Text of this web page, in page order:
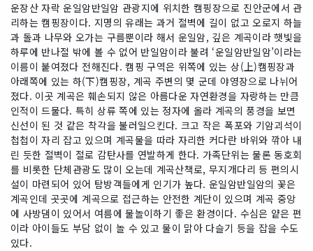
운장산 자락 운일암반일암 관광지에 위치한 캠핑장으로 진안군에서 관
리하는 캠핑장이다. 지명의 유래는 과거 절벽에 길이 없고 오로지 하늘
과 돌과 나무와 오가는 구름뿐이라 해서 운일암, 깊은 계곡이라 햇빛을
하루에 반나절 밖에 볼 수 없어 반일암이라 불려 ‘운일암반일암’이라는
이름이 붙여졌다 전해진다. 캠핑 구역은 위쪽에 있는 상(上)캠핑장과
아래쪽에 있는 하(下)캠핑장, 계곡 주변의 몇 군데 야영장으로 나뉘어
졌다. 이곳 계곡은 훼손되지 않은 아름다운 자연환경을 자랑하는 만큼
인적이 드물다. 특히 상류 쪽에 있는 정자에 올라 계곡의 풍경을 보면
신선이 된 것 같은 착각을 불러일으킨다. 크고 작은 폭포와 기암괴석이
첩첩이 자리 잡고 있으며 계곡물을 따라 자리한 커다란 바위와 깎아 내
린 듯한 절벽이 절로 감탄사를 연발하게 한다. 가족단위는 물론 동호회
를 비롯한 단체관광도 많이 오는데 계곡산책로, 무지개다리 등 편의시
설이 마련되어 있어 탐방객들에게 인기가 높다. 운일암반일암의 꽃은
계곡인데 곳곳에 계곡으로 접근하는 안전한 계단이 있으며 계곡 중앙
에 사방댐이 있어서 여름에 물놀이하기 좋은 환경이다. 수심은 얕은 편
이라 아이들도 부담 없이 놀 수 있고 물이 맑아 다슬기 등을 잡을 수도
있다.